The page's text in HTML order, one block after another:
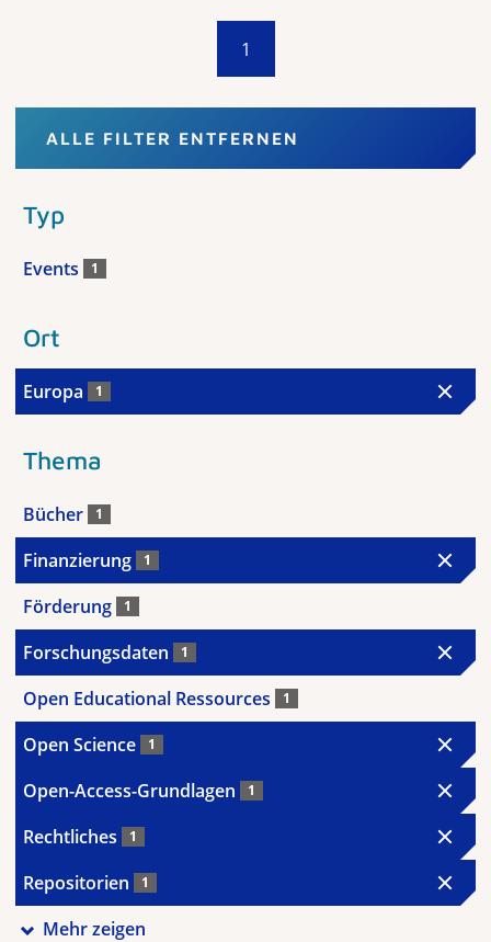
1
ALLE FILTER ENTFERNEN
Typ
Events 1
Ort
Europa 1
Thema
Bücher 1
Finanzierung 1
Förderung 1
Forschungsdaten 1
Open Educational Ressources 1
Open Science 1
Open-Access-Grundlagen 1
Rechtliches 1
Repositorien 1
Mehr zeigen